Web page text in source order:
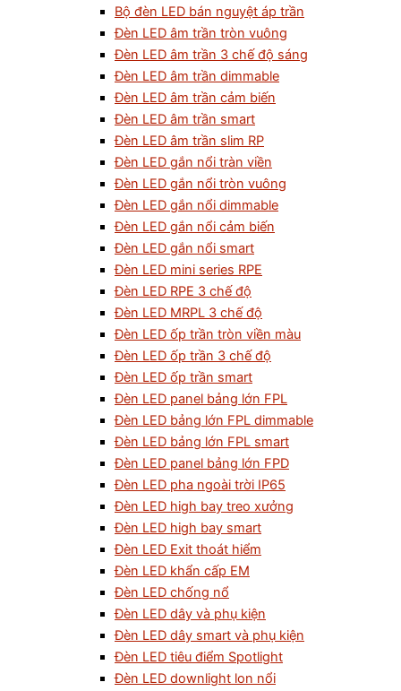
Bộ đèn LED bán nguyệt áp trần
Đèn LED âm trần tròn vuông
Đèn LED âm trần 3 chế độ sáng
Đèn LED âm trần dimmable
Đèn LED âm trần cảm biến
Đèn LED âm trần smart
Đèn LED âm trần slim RP
Đèn LED gắn nổi tràn viền
Đèn LED gắn nổi tròn vuông
Đèn LED gắn nổi dimmable
Đèn LED gắn nổi cảm biến
Đèn LED gắn nổi smart
Đèn LED mini series RPE
Đèn LED RPE 3 chế độ
Đèn LED MRPL 3 chế độ
Đèn LED ốp trần tròn viền màu
Đèn LED ốp trần 3 chế độ
Đèn LED ốp trần smart
Đèn LED panel bảng lớn FPL
Đèn LED bảng lớn FPL dimmable
Đèn LED bảng lớn FPL smart
Đèn LED panel bảng lớn FPD
Đèn LED pha ngoài trời IP65
Đèn LED high bay treo xưởng
Đèn LED high bay smart
Đèn LED Exit thoát hiểm
Đèn LED khẩn cấp EM
Đèn LED chống nổ
Đèn LED dây và phụ kiện
Đèn LED dây smart và phụ kiện
Đèn LED tiêu điểm Spotlight
Đèn LED downlight lon nổi